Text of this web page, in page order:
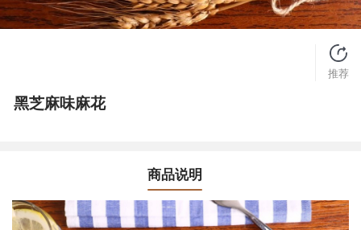
推荐
黑芝麻味麻花
商品说明